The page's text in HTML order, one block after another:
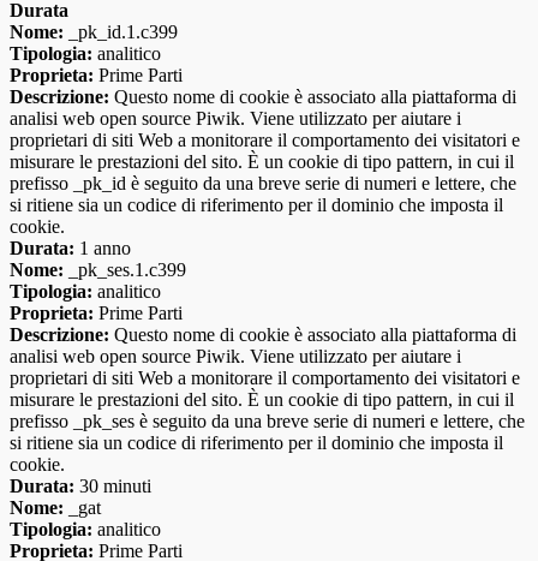
Durata
Nome: _pk_id.1.c399
Tipologia: analitico
Proprieta: Prime Parti
Descrizione: Questo nome di cookie è associato alla piattaforma di
analisi web open source Piwik. Viene utilizzato per aiutare i
proprietari di siti Web a monitorare il comportamento dei visitatori e
misurare le prestazioni del sito. È un cookie di tipo pattern, in cui il
prefisso _pk_id è seguito da una breve serie di numeri e lettere, che
si ritiene sia un codice di riferimento per il dominio che imposta il
cookie.
Durata: 1 anno
Nome: _pk_ses.1.c399
Tipologia: analitico
Proprieta: Prime Parti
Descrizione: Questo nome di cookie è associato alla piattaforma di
analisi web open source Piwik. Viene utilizzato per aiutare i
proprietari di siti Web a monitorare il comportamento dei visitatori e
misurare le prestazioni del sito. È un cookie di tipo pattern, in cui il
prefisso _pk_ses è seguito da una breve serie di numeri e lettere, che
si ritiene sia un codice di riferimento per il dominio che imposta il
cookie.
Durata: 30 minuti
Nome: _gat
Tipologia: analitico
Proprieta: Prime Parti